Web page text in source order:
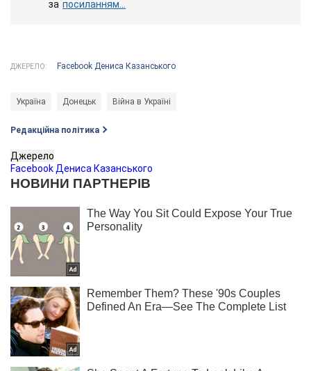
за посиланням...
ДЖЕРЕЛО: Facebook Дениса Казанського
Україна Донецьк Війна в Україні
Редакційна політика
Джерело
Facebook Дениса Казанського